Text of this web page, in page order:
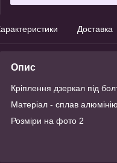
Доставка
Опис
Кріплення дзеркал під
Матеріал - сплав алюмінію.
Розміри на фото 2